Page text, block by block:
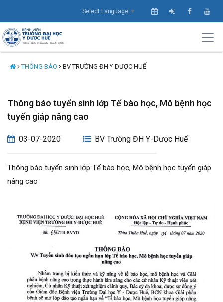
Select Language ▼
THÔNG BÁO BV TRƯỜNG ĐH Y-DƯỢC HUẾ
Thông báo tuyển sinh lớp Tế bào học, Mô bệnh học
tuyến giáp nâng cao
03-07-2020 BV Trường ĐH Y-Dược Huế
Thông báo tuyển sinh lớp Tế bào học, Mô bệnh học tuyến giáp
nâng cao